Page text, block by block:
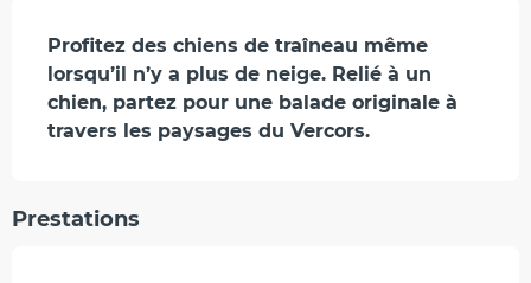
Description
Profitez des chiens de traîneau même
lorsqu’il n’y a plus de neige. Relié à un
chien, partez pour une balade originale à
travers les paysages du Vercors.
Prestations